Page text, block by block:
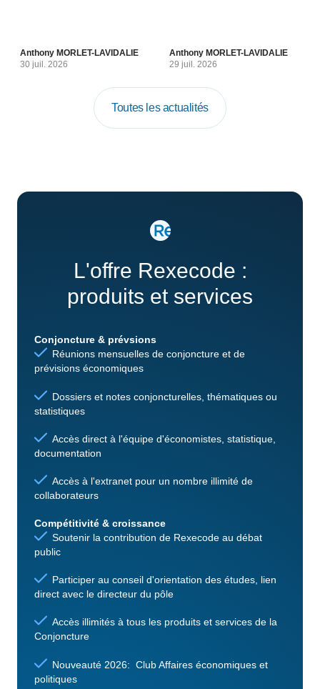
Anthony MORLET-LAVIDALIE
30 juil. 2026
Anthony MORLET-LAVIDALIE
29 juil. 2026
Toutes les actualités
L'offre Rexecode :
produits et services
Conjoncture & prévsions
Réunions mensuelles de conjoncture et de
prévisions économiques
Dossiers et notes conjoncturelles, thématiques ou
statistiques
Accès direct à l'équipe d'économistes, statistique,
documentation
Accès à l'extranet pour un nombre illimité de
collaborateurs
Compétitivité & croissance
Soutenir la contribution de Rexecode au débat
public
Participer au conseil d'orientation des études, lien
direct avec le directeur du pôle
Accès illimités à tous les produits et services de la
Conjoncture
Nouveauté 2026: Club Affaires économiques et
politiques